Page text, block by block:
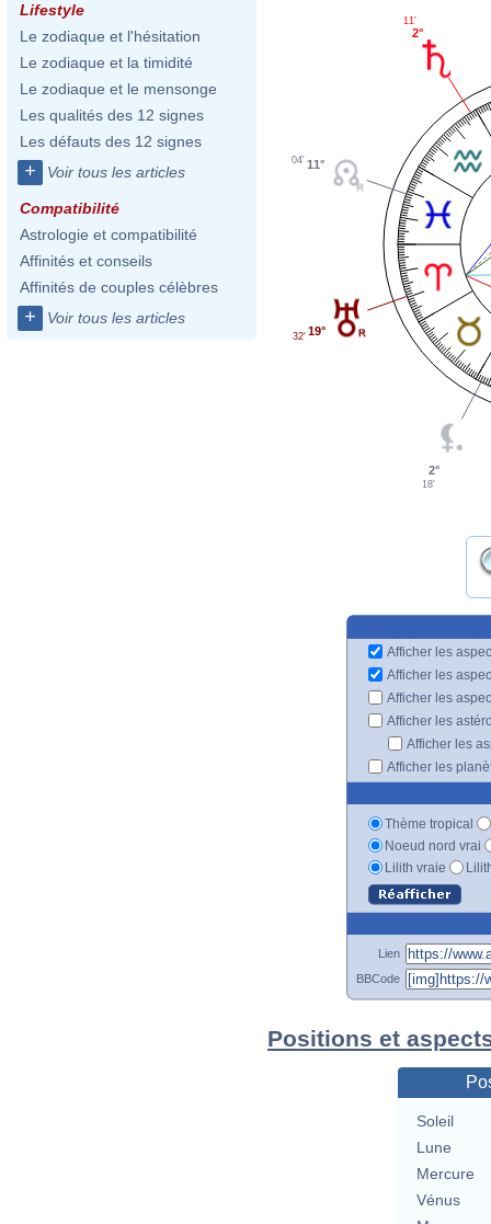
Lifestyle
Le zodiaque et l'hésitation
Le zodiaque et la timidité
Le zodiaque et le mensonge
Les qualités des 12 signes
Les défauts des 12 signes
+ Voir tous les articles
Compatibilité
Astrologie et compatibilité
Affinités et conseils
Affinités de couples célèbres
+ Voir tous les articles
2°
11'
11°
04'
19°
32'
2°
18'
Afficher les
Afficher les
Afficher les
Afficher les
Afficher les
Afficher les
Thème tropical
Noeud nord vrai
Lilith vraie
Lien
BBCode
Positions et
Soleil
Lune
Mercure
Vénus